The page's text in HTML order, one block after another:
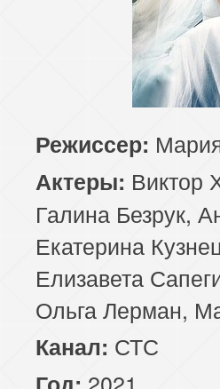
Режиссер:
Актеры: Виктор
Галина Безрук,
Екатерина
Елизавета
Ольга Лерман,
Канал: СТС